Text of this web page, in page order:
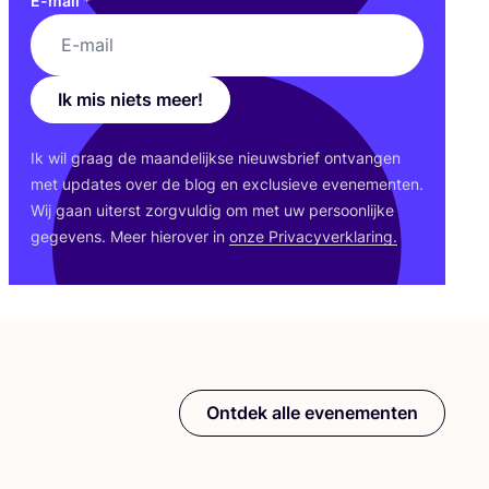
Ik mis niets meer!
Ik wil graag de maan­de­lijk­se nieuws­brief ont­van­gen
met upda­tes over de blog en exclu­sie­ve eve­ne­men­ten.
Wij gaan uiterst zorg­vul­dig om met uw per­soon­lij­ke
gege­vens. Meer hier­over in onze Pri­va­cy­ver­kla­ring.
Ontdek alle evenementen